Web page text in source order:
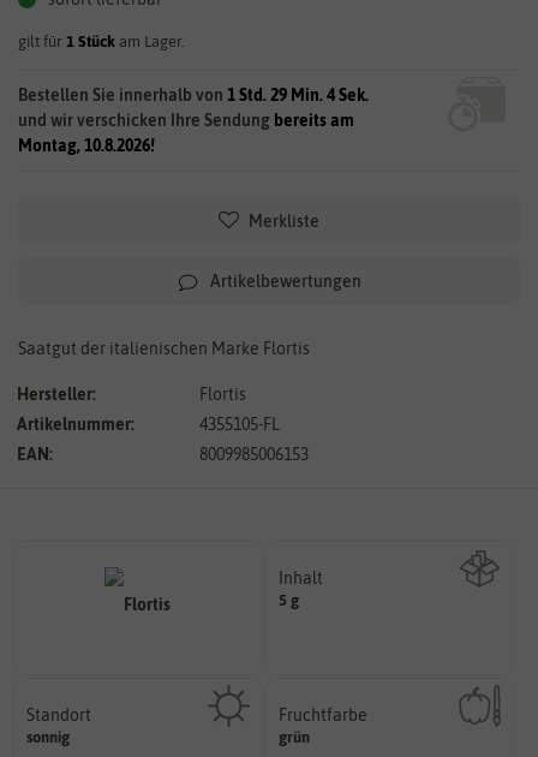
gilt für 1 Stück am Lager.
Bestellen Sie innerhalb von 1 Std. 29 Min. 4 Sek.
und wir verschicken Ihre Sendung bereits am
Montag, 10.8.2026!
Merkliste
Artikelbewertungen
Saatgut der italienischen Marke Flortis
Hersteller:
Flortis
Artikelnummer:
4355105-FL
EAN:
8009985006153
Inhalt
5 g
Standort
sonnig
Pflanze? (schattig, halbschattig,
sonnig, vollsonnig)
Fruchtfarbe
grün
sie nach dem Reifungsprozess
hat.